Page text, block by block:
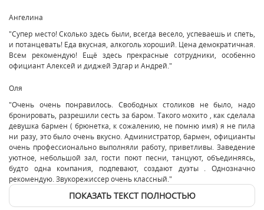
Ангелина
"Супер место! Сколько здесь были, всегда весело, успеваешь и спеть,
и потанцевать! Еда вкусная, алкоголь хороший. Цена демократичная.
Всем рекомендую! Ещё здесь прекрасные сотрудники, особенно
официант Алексей и диджей Эдгар и Андрей."
Оля
"Очень очень понравилось. Свободных столиков не было, надо
бронировать, разрешили сесть за баром. Такого мохито , как сделала
девушка бармен ( брюнетка, к сожалению, не помню имя) я не пила
ни разу, это было очень вкусно. Администратор, бармен, официанты
очень профессионально выполняли работу, приветливы. Заведение
уютное, небольшой зал, гости поют песни, танцуют, объединяясь,
будто одна компания, подпевают, создают дуэты . Однозначно
рекомендую. Звукорежиссер очень классный."
ПОКАЗАТЬ ТЕКСТ ПОЛНОСТЬЮ